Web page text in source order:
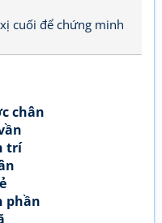
cuối để chứng minh
chân
trí
phần